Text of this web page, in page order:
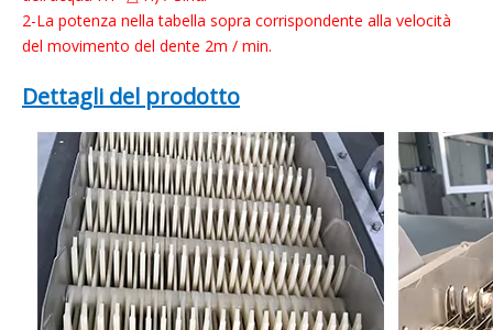
2-La potenza nella tabella sopra corrispondente alla velocità
del movimento del dente 2m / min.
Dettagli del prodotto